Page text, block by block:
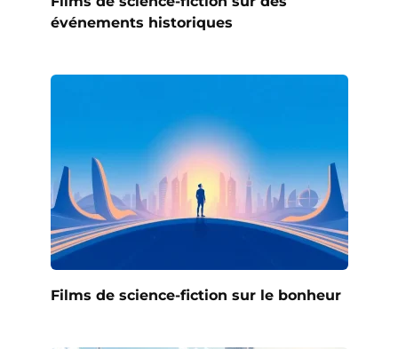
événements historiques
Films de science-fiction sur le bonheur